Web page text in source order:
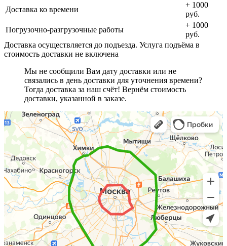
Доставка ко времени
+ 1000
руб.
Погрузочно-разгрузочные работы
+ 1000
руб.
Доставка осуществляется до подъезда. Услуга подъёма в
стоимость доставки не включена
Мы не сообщили Вам дату доставки или не
связались в день доставки для уточнения времени?
Тогда доставка за наш счёт! Вернём стоимость
доставки, указанной в заказе.